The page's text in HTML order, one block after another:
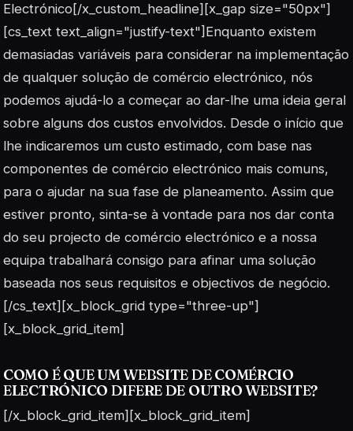
Electrónico[/x_custom_headline][x_gap size="50px"]
[cs_text text_align="justify-text"]Enquanto existem
demasiadas variáveis para considerar na implementação
de qualquer solução de comércio electrónico, nós
podemos ajudá-lo a começar ao dar-lhe uma ideia geral
sobre alguns dos custos envolvidos. Desde o início que
lhe indicaremos um custo estimado, com base nas
componentes de comércio electrónico mais comuns,
para o ajudar na sua fase de planeamento. Assim que
estiver pronto, sinta-se à vontade para nos dar conta
do seu projecto de comércio electrónico e a nossa
equipa trabalhará consigo para afinar uma solução
baseada nos seus requisitos e objectivos de negócio.
[/cs_text][x_block_grid type="three-up"]
[x_block_grid_item]
COMO É QUE UM WEBSITE DE COMÉRCIO
ELECTRÓNICO DIFERE DE OUTRO WEBSITE?
[/x_block_grid_item][x_block_grid_item]